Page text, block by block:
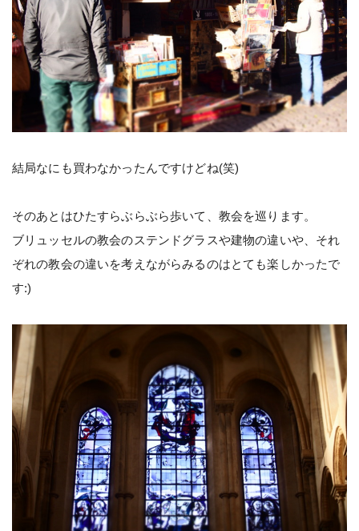
結局なにも買わなかったんですけどね(笑)
そのあとはひたすらぶらぶら歩いて、教会を巡ります。
ブリュッセルの教会のステンドグラスや建物の違いや、それ
ぞれの教会の違いを考えながらみるのはとても楽しかったで
す:)